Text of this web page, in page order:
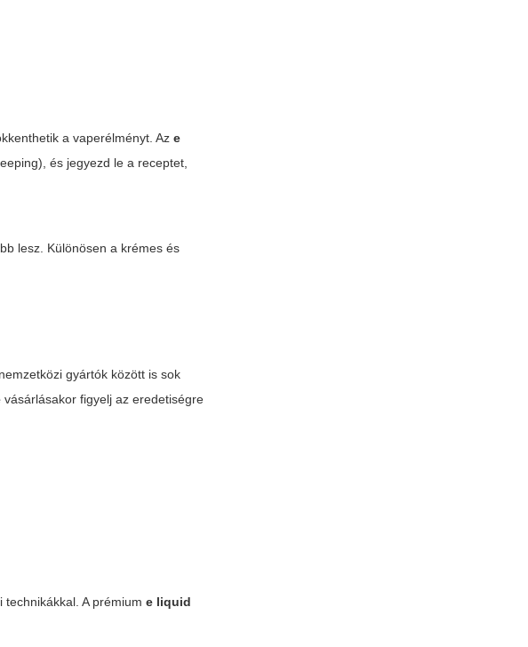
a vaperélményt. Aze
és jegyezd le a receptet,
lesz. Különösen a krémes és
gyártók között is sok
vásárlásakor figyelj az eredetiségre
technikákkal. A prémiume liquid